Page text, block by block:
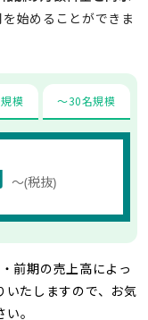
始めることができま
模 〜30名規模
〜(税抜)
前期の売上高によっ
いたしますので、お気
。